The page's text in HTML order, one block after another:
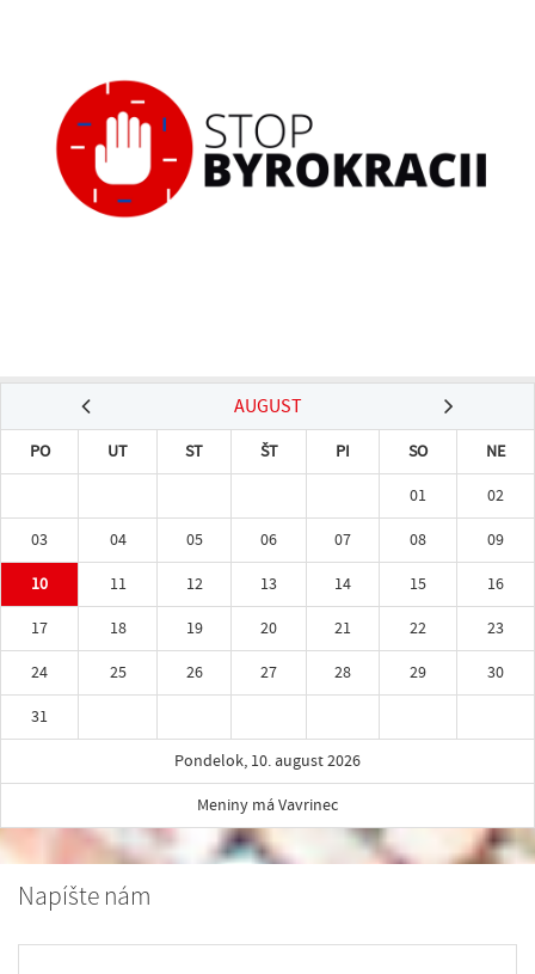
AUGUST
PO UT ST ŠT PI SO
NE
01
02
03
04 05 06 07 08
09
10
11 12 13 14 15
16
17
18 19 20 21 22
23
24
25 26 27 28 29
30
31
Pondelok, 10. august 2026
Meniny má Vavrinec
Napíšte nám